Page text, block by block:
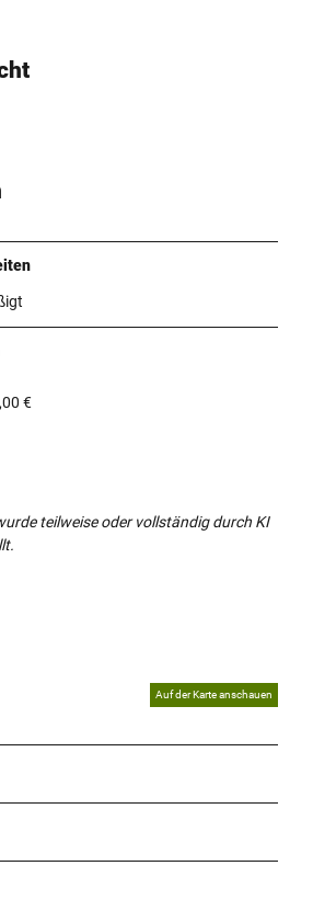
€
teilweise oder vollständig durch KI
Auf der Karte anschauen